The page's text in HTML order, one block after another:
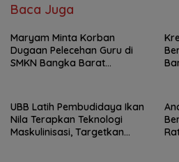
Baca Juga
Maryam Minta Korban
Dugaan Pelecehan Guru di
SMKN Bangka Barat
UBB Latih Pembudidaya Ikan
Nila Terapkan Teknologi
Maskulinisasi, Targetkan